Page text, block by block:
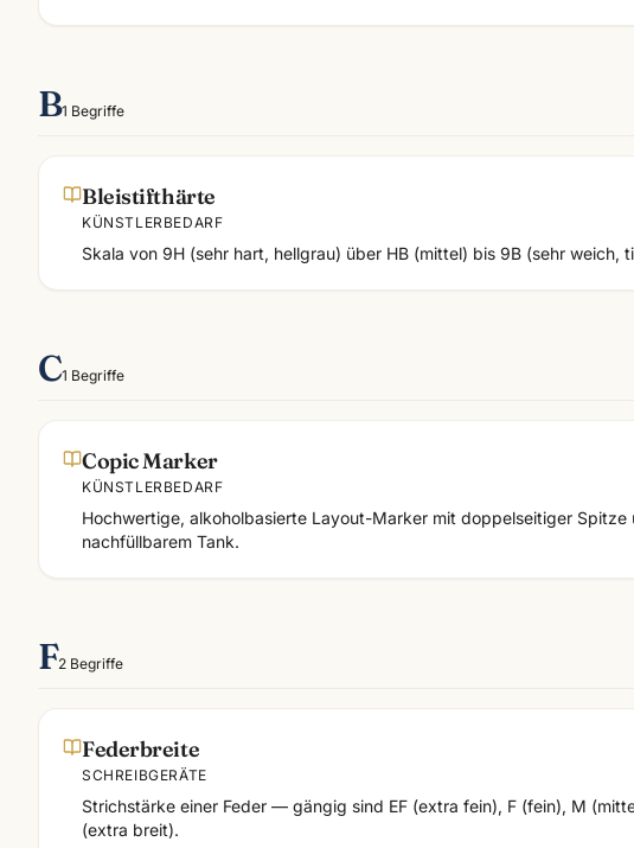
B1 Begriffe
Bleistifthärte
KÜNSTLERBEDARF
Skala von 9H (sehr hart, hellgrau) über HB (mittel) bis 9B (sehr weich,
C1 Begriffe
Copic Marker
KÜNSTLERBEDARF
Hochwertige, alkoholbasierte Layout-Marker mit doppelseitiger Spitze
nachfüllbarem Tank.
F2 Begriffe
Federbreite
SCHREIBGERÄTE
Strichstärke einer Feder — gängig sind EF (extra fein), F (fein), M
(extra breit).